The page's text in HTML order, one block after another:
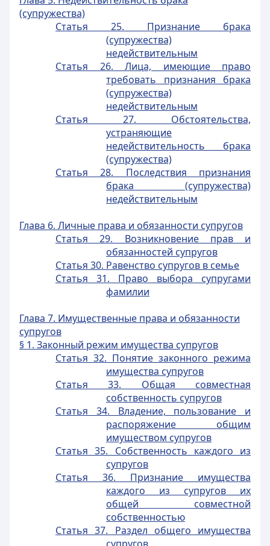
(супружества)
Статья 25. Признание брака
(супружества)
недействительным
Статья 26. Лица, имеющие право
требовать признания брака
(супружества)
недействительным
Статья 27. Обстоятельства,
устраняющие
недействительность брака
(супружества)
Статья 28. Последствия признания
брака (супружества)
недействительным
Глава 6. Личные права и обязанности супругов
Статья 29. Возникновение прав и
обязанностей супругов
Статья 30. Равенство супругов в семье
Статья 31. Право выбора супругами
фамилии
Глава 7. Имущественные права и обязанности
супругов
§ 1. Законный режим имущества супругов
Статья 32. Понятие законного режима
имущества супругов
Статья 33. Общая совместная
собственность супругов
Статья 34. Владение, пользование и
распоряжение общим
имуществом супругов
Статья 35. Собственность каждого из
супругов
Статья 36. Признание имущества
каждого из супругов их
общей совместной
собственностью
Статья 37. Раздел общего имущества